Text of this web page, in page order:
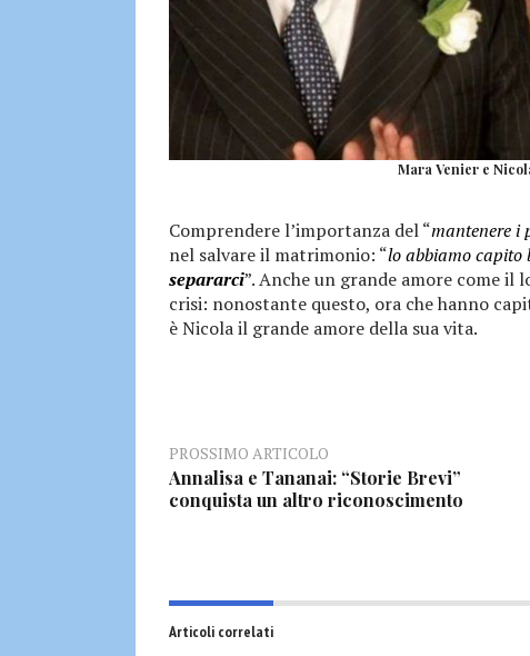
Mara Venier e
Comprendere l’importanza del “mantenere i
nel salvare il matrimonio: “lo abbiamo capito
separarci”. Anche un grande amore come
crisi: nonostante questo, ora che hanno
è Nicola il grande amore della sua vita.
PROSSIMO ARTICOLO
Annalisa e Tananai: “Storie Brevi”
conquista un altro riconoscimento
Articoli correlati